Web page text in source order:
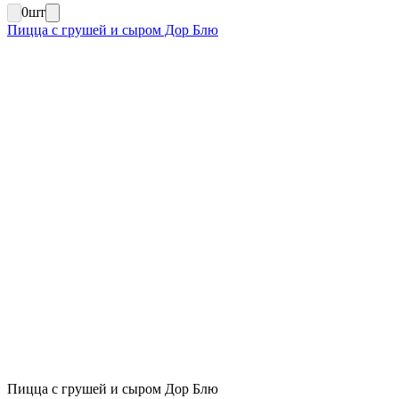
0шт
Пицца с грушей и сыром Дор Блю
Пицца с грушей и сыром Дор Блю